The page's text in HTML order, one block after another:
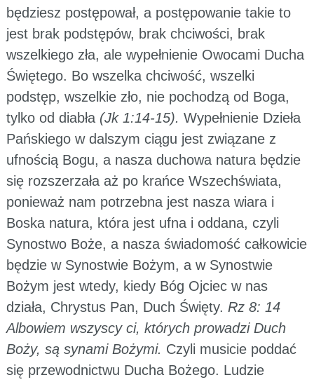
będziesz postępował, a postępowanie takie to
jest brak podstępów, brak chciwości, brak
wszelkiego zła, ale wypełnienie Owocami Ducha
Świętego. Bo wszelka chciwość, wszelki
podstęp, wszelkie zło, nie pochodzą od Boga,
tylko od diabła (Jk 1:14-15). Wypełnienie Dzieła
Pańskiego w dalszym ciągu jest związane z
ufnością Bogu, a nasza duchowa natura będzie
się rozszerzała aż po krańce Wszechświata,
ponieważ nam potrzebna jest nasza wiara i
Boska natura, która jest ufna i oddana, czyli
Synostwo Boże, a nasza świadomość całkowicie
będzie w Synostwie Bożym, a w Synostwie
Bożym jest wtedy, kiedy Bóg Ojciec w nas
działa, Chrystus Pan, Duch Święty. Rz 8: 14
Albowiem wszyscy ci, których prowadzi Duch
Boży, są synami Bożymi. Czyli musicie poddać
się przewodnictwu Ducha Bożego. Ludzie